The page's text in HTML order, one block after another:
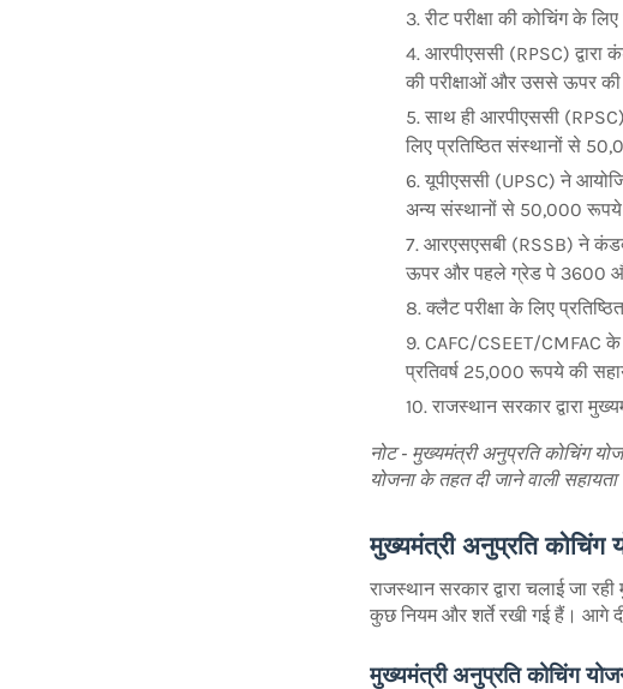
रीट परीक्षा की कोचिंग के
आरपीएससी (RPSC)
की परीक्षाओं और उससे ऊपर
साथ ही आरपीएससी
लिए प्रतिष्ठित संस्थानों से
यूपीएससी (UPSC) ने
अन्य संस्थानों से 50,000 रूपये
आरएसएसबी (RSSB) ने
ऊपर और पहले ग्रेड पे 3600
क्लैट परीक्षा के लिए
CAFC/CSEET/CMFAC
प्रतिवर्ष 25,000 रूपये की
राजस्थान सरकार द्वारा
नोट - मुख्यमंत्री अनुप्रति कोचिंग
योजना के तहत दी जाने वाली सहायता
मुख्यमंत्री अनुप्रति कोचिंग
राजस्थान सरकार द्वारा चलाई जा
कुछ नियम और शर्ते रखी गई हैं। आगे दी
मुख्यमंत्री अनुप्रति कोचिंग